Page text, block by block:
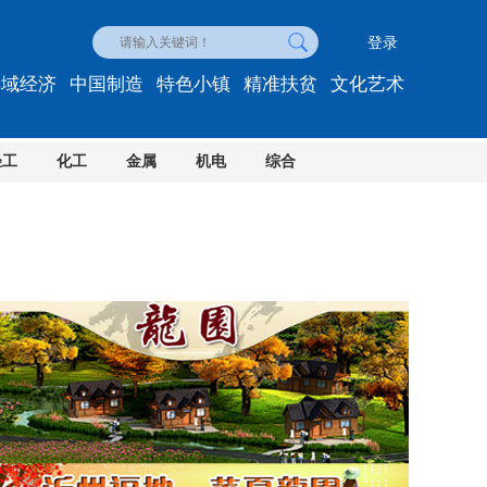
登录
化工 金属 机电 综合
经济 中国制造 特色小镇 精准扶贫 文化艺术